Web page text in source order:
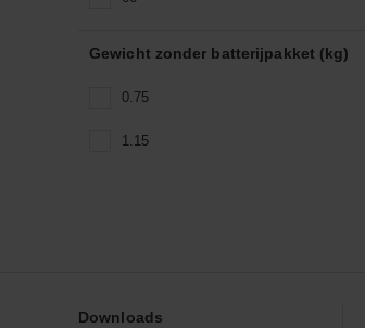
Gewicht zonder batterijpakket (kg)
0.75
1.15
Downloads